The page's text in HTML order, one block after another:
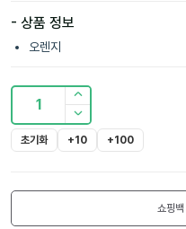
- 상품 정보
오렌지
1
초기화 +10 +100
쇼핑백